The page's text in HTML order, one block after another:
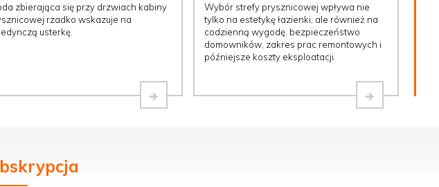
zbierająca się przy drzwiach kabiny
rzadko wskazuje na
usterkę.
Wybór strefy prysznicowej wpływa nie
tylko na estetykę łazienki, ale również na
codzienną wygodę, bezpieczeństwo
domowników, zakres prac remontowych i
późniejsze koszty eksploatacji.